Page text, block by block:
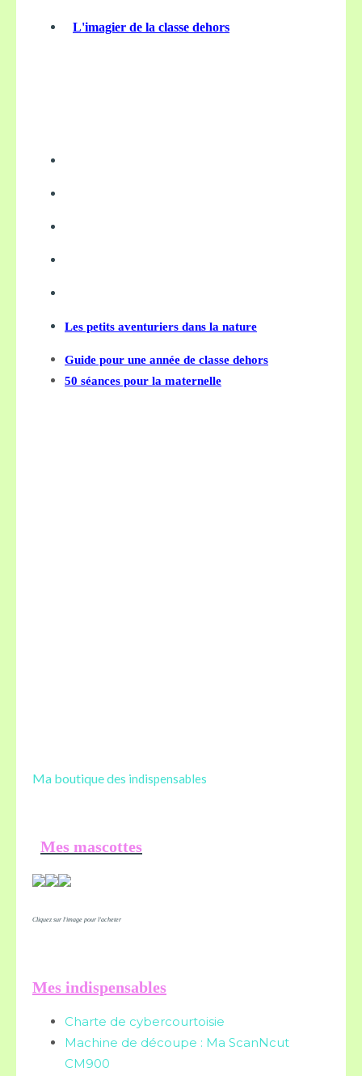
L'imagier de la classe dehors
Les petits aventuriers dans la nature
Guide pour une année de classe dehors
50 séances pour la maternelle
Ma boutique des indispensables
Mes mascottes
Cliquez sur l'image pour l'acheter
Mes indispensables
Charte de cybercourtoisie
Machine de découpe : Ma ScanNcut
CM900